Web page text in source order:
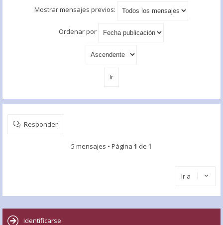
Mostrar mensajes previos:
Ordenar por
Responder
5 mensajes • Página 1 de 1
Ir a
Identificarse